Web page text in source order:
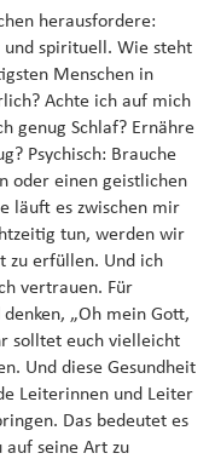
herausfordere:
und spirituell. Wie steht
Menschen in
Achte ich auf mich
genug Schlaf? Ernähre
Psychisch: Brauche
oder einen geistlichen
läuft es zwischen mir
tun, werden wir
zu erfüllen. Und ich
vertrauen. Für
„Oh mein Gott,
solltet euch vielleicht
Und diese Gesundheit
Leiterinnen und Leiter
Das bedeutet es
auf seine Art zu